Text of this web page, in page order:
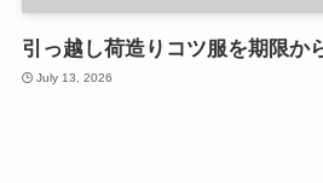
引っ越し荷造りコツ服を期限か
July 13, 2026